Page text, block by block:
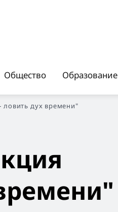
Общество Образование
ловить дух времени"